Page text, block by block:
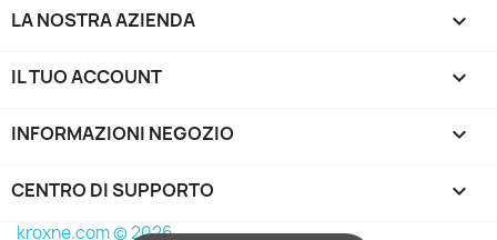
LA NOSTRA AZIENDA 
IL TUO ACCOUNT 
INFORMAZIONI NEGOZIO keyboard_arrow_down
CENTRO DI SUPPORTO 
kroxne.com © 2026